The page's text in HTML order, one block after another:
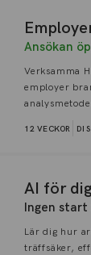
Ansökan
Verksamma
employer
12 VECKOR
AI för
Ingen start
Lär dig hur
träffsäker,